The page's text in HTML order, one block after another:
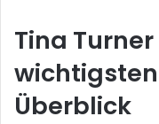
Tina Turner
Überblick